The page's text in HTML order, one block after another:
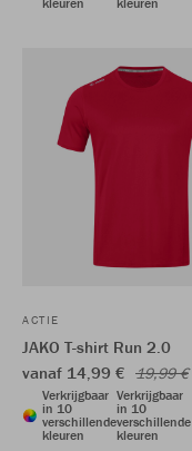
ACTIE
JAKO T-shirt Run 2.0
vanaf 14,99 € 19,99 €
Verkrijgbaar
in 10
verschillende
kleuren
Verkrijgbaar
in 10
verschillende
kleuren